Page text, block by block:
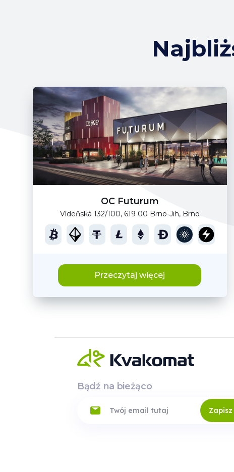
OC Futurum
Vídeňská 132/100, 619 00 Brno-Jih, Brno
Przeczytaj więcej
Bądź na bieżąco